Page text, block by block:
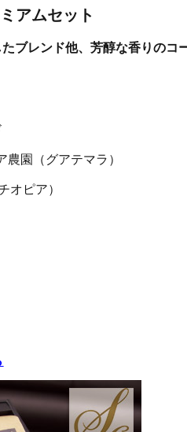
アムセット
ブレンド他、芳醇な香りのコ
園（グアテマラ）
オピア）